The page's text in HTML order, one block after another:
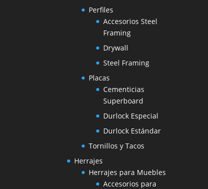
Perfiles
Accesorios Steel
Framing
Drywall
Steel Framing
Placas
Cementicias
Superboard
Durlock Especial
Durlock Estándar
Tornillos y Tacos
Herrajes
Herrajes para Muebles
Accesorios para